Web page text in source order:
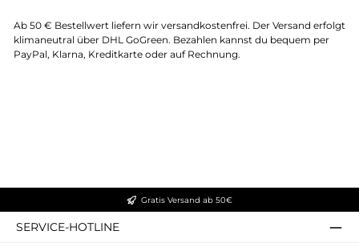
Ab 50 € Bestellwert liefern wir versandkostenfrei. Der Versand erfolgt
klimaneutral über DHL GoGreen. Bezahlen kannst du bequem per
PayPal, Klarna, Kreditkarte oder auf Rechnung.
Gratis Versand ab 50€
SERVICE-HOTLINE